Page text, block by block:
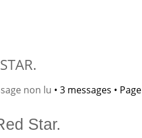
non lu • 3 messages • Page
Star.